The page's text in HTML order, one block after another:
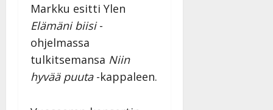
Markku esitti Ylen
Elämäni biisi-
ohjelmassa
tulkitsemansa Niin
hyvää puuta-kappaleen.